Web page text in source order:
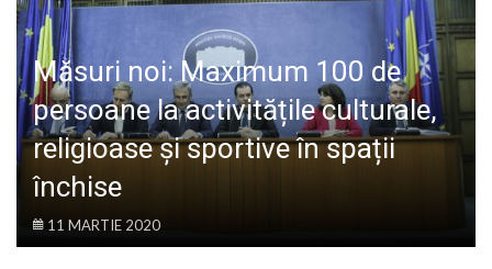
POLITIC
LIFE
Măsuri noi: Maximum 100 de
persoane la activitățile culturale,
religioase și sportive în spații
închise
11 MARTIE 2020